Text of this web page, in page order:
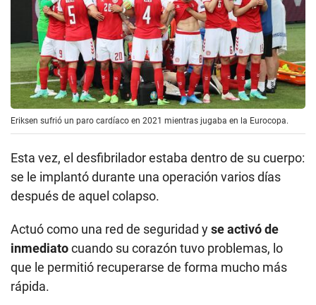
Eriksen sufrió un paro cardíaco en 2021 mientras jugaba en la Eurocopa.
Esta vez, el desfibrilador estaba dentro de su cuerpo:
se le implantó durante una operación varios días
después de aquel colapso.
Actuó como una red de seguridad yse activó de
inmediatocuando su corazón tuvo problemas, lo
que le permitió recuperarse de forma mucho más
rápida.